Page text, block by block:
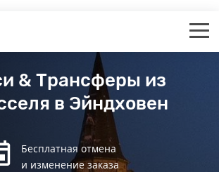
& Трансферы из
в Эйндховен
Бесплатная отмена
и изменение заказа